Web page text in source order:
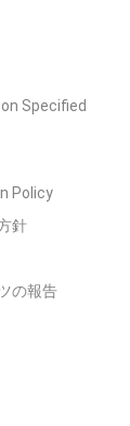
Specified
Policy
針
の報告